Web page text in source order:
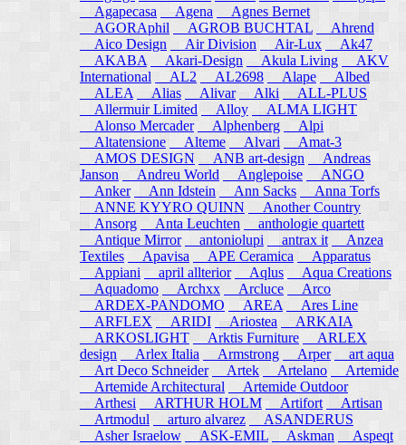
Agapecasa
Agena
Agnes Bernet
AGORAphil
AGROB BUCHTAL
Ahrend
Aico Design
Air Division Air-Lux
Ak47
AKABA
Akari-Design Akula Living
AKV
International
AL2 AL2698 Alape
Albed
ALEA
Alias Alivar Alki
ALL-PLUS
Allermuir Limited
Alloy
ALMA LIGHT
Alonso Mercader
Alphenberg
Alpi
Altatensione
Alteme Alvari
Amat-3
AMOS DESIGN
ANB art-design
Andreas
Janson
Andreu World Anglepoise
ANGO
Anker
Ann Idstein Ann Sacks
Anna Torfs
ANNE KYYRO QUINN
Another Country
Ansorg
Anta Leuchten
anthologie quartett
Antique Mirror
antoniolupi antrax it
Anzea
Textiles
Apavisa APE Ceramica
Apparatus
Appiani
april allterior Aqlus Aqua Creations
Aquadomo
Archxx Arcluce
Arco
ARDEX-PANDOMO
AREA
Ares Line
ARFLEX
ARIDI Ariostea
ARKAIA
ARKOSLIGHT
Arktis Furniture
ARLEX
design
Arlex Italia Armstrong Arper
art aqua
Art Deco Schneider
Artek Artelano
Artemide
Artemide Architectural
Artemide Outdoor
Arthesi
ARTHUR HOLM Artifort
Artisan
Artmodul
arturo alvarez
ASANDERUS
Asher Israelow
ASK-EMIL Askman
Aspeqt